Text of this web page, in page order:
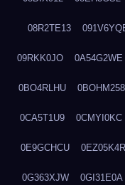
08R2TE13
09RKK0JO 0A54G2WE
0BO4RLHU 0BOHM258
0CA5T1U9 0CMYI0KC
0E9GCHCU 0EZ05K4R
0G363XJW 0GI31E0A